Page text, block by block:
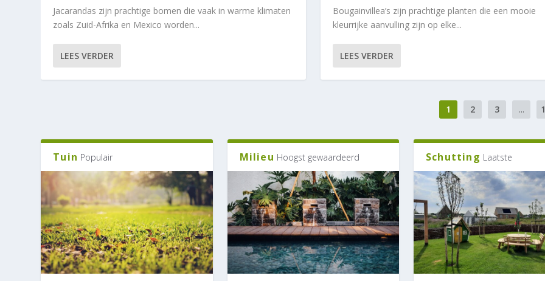
Jacarandas zijn prachtige bomen die vaak in warme klimaten
zoals Zuid-Afrika en Mexico worden...
LEES VERDER
Bougainvillea’s zijn prachtige planten die een mooie
kleurrijke aanvulling zijn op elke...
LEES VERDER
1 2 3 ...
Tuin Populair Milieu Hoogst gewaardeerd Schutting Laatste